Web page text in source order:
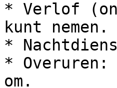
* Verlof
kunt nemen.
*
*
om.